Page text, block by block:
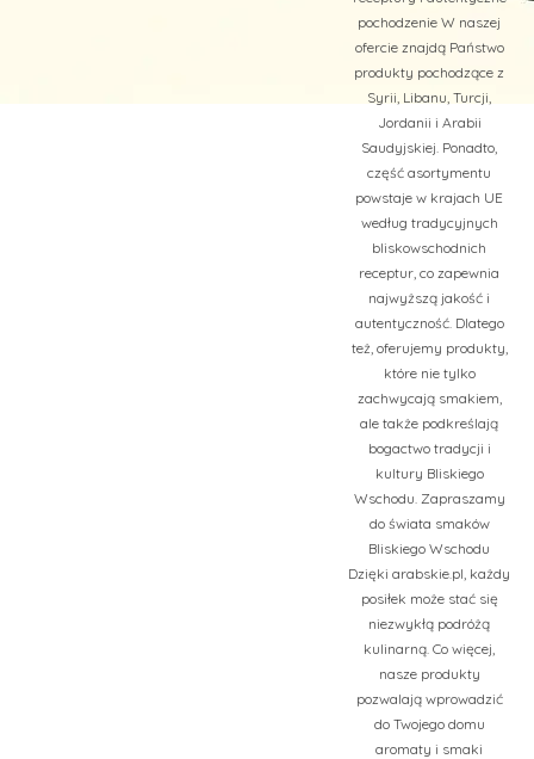
pochodzenie W naszej
ofercie znajdą Państwo
produkty pochodzące z
Syrii, Libanu, Turcji,
Jordanii i Arabii
Saudyjskiej. Ponadto,
część asortymentu
powstaje w krajach UE
według tradycyjnych
bliskowschodnich
receptur, co zapewnia
najwyższą jakość i
autentyczność. Dlatego
też, oferujemy produkty,
które nie tylko
zachwycają smakiem,
ale także podkreślają
bogactwo tradycji i
kultury Bliskiego
Wschodu. Zapraszamy
do świata smaków
Bliskiego Wschodu
Dzięki arabskie.pl, każdy
posiłek może stać się
niezwykłą podróżą
kulinarną. Co więcej,
nasze produkty
pozwalają wprowadzić
do Twojego domu
aromaty i smaki